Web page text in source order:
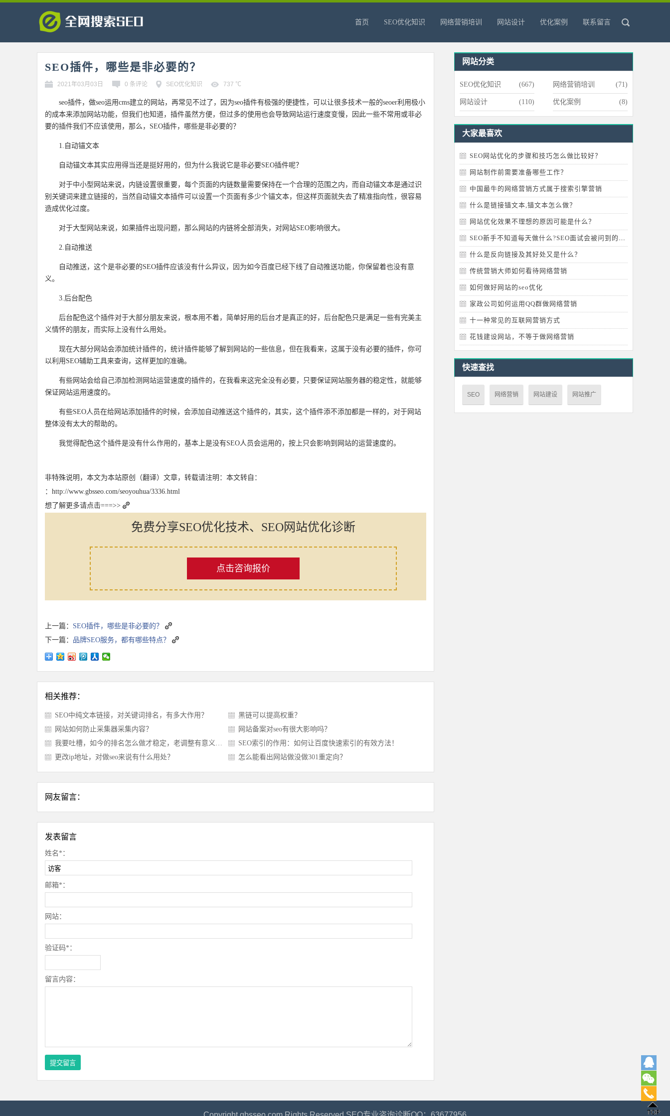
首页 SEO优化知识 网络营销培训 网站设计 优化案例 联系留言
SEO插件，哪些是非必要的？
2021年03月03日 0 条评论 SEO优化知识 737 ℃
seo插件，做seo运用cms建立的网站，再常见不过了，因为seo插件有极强的便捷性，可以让很多技术一般的seoer利用极小
的成本来添加网站功能，但我们也知道，插件虽然方便，但过多的使用也会导致网站运行速度变慢，因此一些不常用或非必
要的插件我们不应该使用，那么，SEO插件，哪些是非必要的？
1.自动锚文本
自动锚文本其实应用得当还是挺好用的，但为什么我说它是非必要SEO插件呢？
对于中小型网站来说，内链设置很重要，每个页面的内链数量需要保持在一个合理的范围之内，而自动锚文本是通过识
别关键词来建立链接的，当然自动锚文本插件可以设置一个页面有多少个锚文本，但这样页面就失去了精准指向性，很容易
造成优化过度。
对于大型网站来说，如果插件出现问题，那么网站的内链将全部消失，对网站SEO影响很大。
2.自动推送
自动推送，这个是非必要的SEO插件应该没有什么异议，因为如今百度已经下线了自动推送功能，你保留着也没有意
义。
3.后台配色
后台配色这个插件对于大部分朋友来说，根本用不着，简单好用的后台才是真正的好，后台配色只是满足一些有完美主
义情怀的朋友，而实际上没有什么用处。
现在大部分网站会添加统计插件的，统计插件能够了解到网站的一些信息，但在我看来，这属于没有必要的插件，你可
以利用SEO辅助工具来查询，这样更加的准确。
有些网站会给自己添加检测网站运营速度的插件的，在我看来这完全没有必要，只要保证网站服务器的稳定性，就能够
保证网站运用速度的。
有些SEO人员在给网站添加插件的时候，会添加自动推送这个插件的，其实，这个插件添不添加都是一样的，对于网站
整体没有太大的帮助的。
我觉得配色这个插件是没有什么作用的，基本上是没有SEO人员会运用的，按上只会影响到网站的运营速度的。
非特殊说明，本文为本站原创（翻译）文章，转载请注明：本文转自：
：http://www.gbsseo.com/seoyouhua/3336.html
想了解更多请点击===>>
免费分享SEO优化技术、SEO网站优化诊断
点击咨询报价
上一篇： SEO插件，哪些是非必要的？
下一篇： 品牌SEO服务，都有哪些特点？
相关推荐：
SEO中纯文本链接，对关键词排名，有多大作用？
黑链可以提高权重？
网站如何防止采集器采集内容？
网站备案对seo有很大影响吗？
我要吐槽，如今的排名怎么做才稳定，老调整有意义吗？
SEO索引的作用：如何让百度快速索引的有效方法！
更改ip地址，对做seo来说有什么用处？
怎么能看出网站做没做301重定向？
网友留言：
发表留言
姓名*：
邮箱*：
网站：
验证码*：
留言内容：
网站分类
SEO优化知识 (667) 网络营销培训 (71)
网站设计 (110) 优化案例 (8)
大家最喜欢
SEO网站优化的步骤和技巧怎么做比较好？
网站制作前需要准备哪些工作？
中国最牛的网络营销方式属于搜索引擎营销
什么是链接锚文本,锚文本怎么做？
网站优化效果不理想的原因可能是什么？
SEO新手不知道每天做什么?SEO面试会被问到的问题
什么是反向链接及其好处又是什么？
传统营销大师如何看待网络营销
如何做好网站的seo优化
家政公司如何运用QQ群做网络营销
十一种常见的互联网营销方式
花钱建设网站，不等于做网络营销
快速查找
SEO 网络营销 网站建设 网站推广